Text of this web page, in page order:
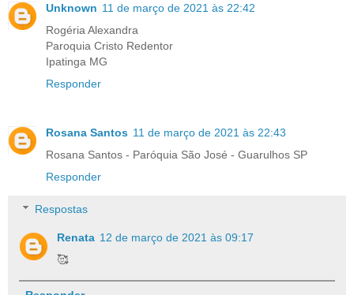
Unknown 11 de março de 2021 às 22:42
Rogéria Alexandra
Paroquia Cristo Redentor
Ipatinga MG
Responder
Rosana Santos 11 de março de 2021 às 22:43
Rosana Santos - Paróquia São José - Guarulhos SP
Responder
Respostas
Renata 12 de março de 2021 às 09:17
🥰